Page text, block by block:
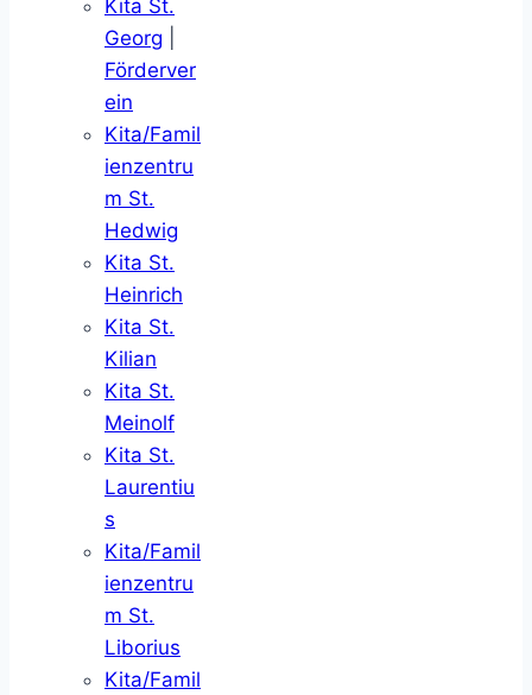
Kita St.
Georg
Förderver
ein
Kita/Famil
ienzentru
m St.
Hedwig
Kita St.
Heinrich
Kita St.
Kilian
Kita St.
Meinolf
Kita St.
Laurentiu
s
Kita/Famil
ienzentru
m St.
Liborius
Kita/Famil